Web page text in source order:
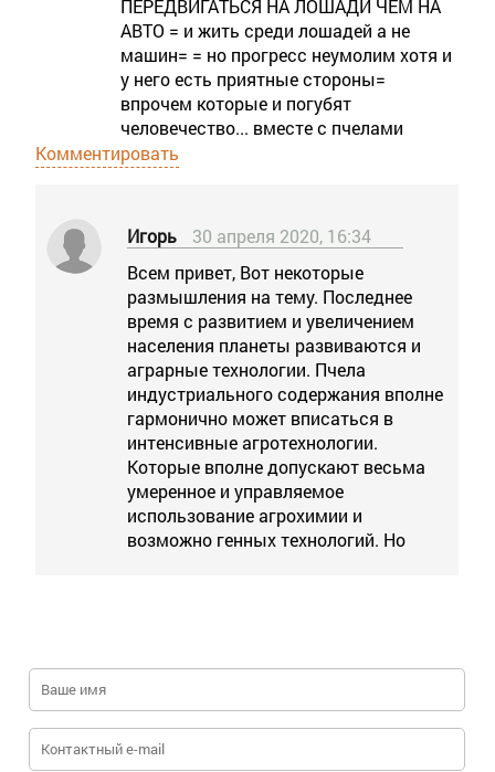
ПЕРЕДВИГАТЬСЯ НА ЛОШАДИ ЧЕМ НА
АВТО = и жить среди лошадей а не
машин= = но прогресс неумолим хотя и
у него есть приятные стороны=
впрочем которые и погубят
человечество... вместе с пчелами
Комментировать
Игорь
30 апреля 2020, 16:34
Всем привет, Вот некоторые
размышления на тему. Последнее
время с развитием и увеличением
населения планеты развиваются и
аграрные технологии. Пчела
индустриального содержания вполне
гармонично может вписаться в
интенсивные агротехнологии.
Которые вполне допускают весьма
умеренное и управляемое
использование агрохимии и
возможно генных технологий. Но
и прошлому веку. Во временной
шкале, это примерно технологии
следующие по развитию после